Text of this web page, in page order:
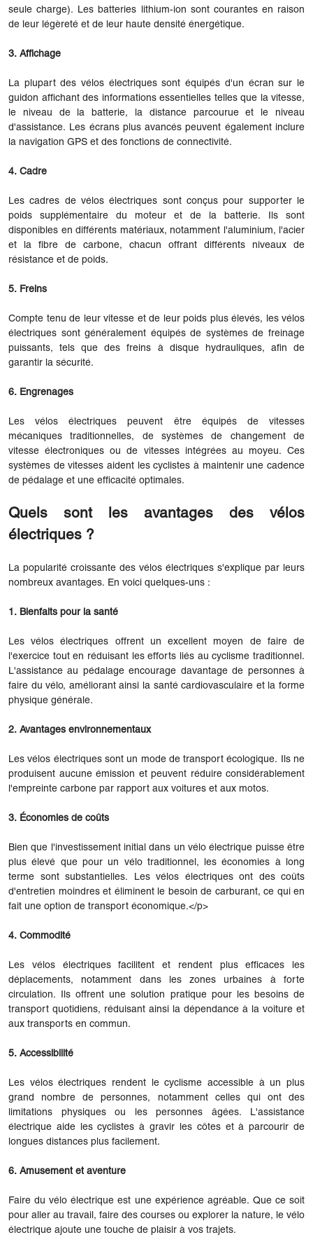
seule charge). Les batteries lithium-ion sont courantes en raison
de leur légèreté et de leur haute densité énergétique.
3. Affichage
La plupart des vélos électriques sont équipés d'un écran sur le
guidon affichant des informations essentielles telles que la vitesse,
le niveau de la batterie, la distance parcourue et le niveau
d'assistance. Les écrans plus avancés peuvent également inclure
la navigation GPS et des fonctions de connectivité.
4. Cadre
Les cadres de vélos électriques sont conçus pour supporter le
poids supplémentaire du moteur et de la batterie. Ils sont
disponibles en différents matériaux, notamment l'aluminium, l'acier
et la fibre de carbone, chacun offrant différents niveaux de
résistance et de poids.
5. Freins
Compte tenu de leur vitesse et de leur poids plus élevés, les vélos
électriques sont généralement équipés de systèmes de freinage
puissants, tels que des freins à disque hydrauliques, afin de
garantir la sécurité.
6. Engrenages
Les vélos électriques peuvent être équipés de vitesses
mécaniques traditionnelles, de systèmes de changement de
vitesse électroniques ou de vitesses intégrées au moyeu. Ces
systèmes de vitesses aident les cyclistes à maintenir une cadence
de pédalage et une efficacité optimales.
Quels sont les avantages des vélos
électriques ?
La popularité croissante des vélos électriques s'explique par leurs
nombreux avantages. En voici quelques-uns :
1. Bienfaits pour la santé
Les vélos électriques offrent un excellent moyen de faire de
l'exercice tout en réduisant les efforts liés au cyclisme traditionnel.
L'assistance au pédalage encourage davantage de personnes à
faire du vélo, améliorant ainsi la santé cardiovasculaire et la forme
physique générale.
2. Avantages environnementaux
Les vélos électriques sont un mode de transport écologique. Ils ne
produisent aucune émission et peuvent réduire considérablement
l'empreinte carbone par rapport aux voitures et aux motos.
3. Économies de coûts
Bien que l'investissement initial dans un vélo électrique puisse être
plus élevé que pour un vélo traditionnel, les économies à long
terme sont substantielles. Les vélos électriques ont des coûts
d'entretien moindres et éliminent le besoin de carburant, ce qui en
fait une option de transport économique.</p>
4. Commodité
Les vélos électriques facilitent et rendent plus efficaces les
déplacements, notamment dans les zones urbaines à forte
circulation. Ils offrent une solution pratique pour les besoins de
transport quotidiens, réduisant ainsi la dépendance à la voiture et
aux transports en commun.
5. Accessibilité
Les vélos électriques rendent le cyclisme accessible à un plus
grand nombre de personnes, notamment celles qui ont des
limitations physiques ou les personnes âgées. L'assistance
électrique aide les cyclistes à gravir les côtes et à parcourir de
longues distances plus facilement.
6. Amusement et aventure
Faire du vélo électrique est une expérience agréable. Que ce soit
pour aller au travail, faire des courses ou explorer la nature, le vélo
électrique ajoute une touche de plaisir à vos trajets.